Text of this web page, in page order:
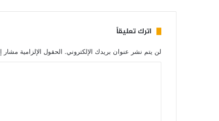
اترك تعليقاً
لن يتم نشر عنوان بريدك الإلكتروني. الحقول الإلزامية مشار